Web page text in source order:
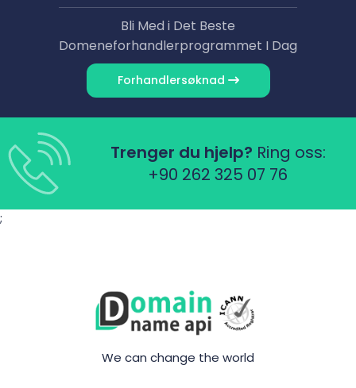
Bli Med i Det Beste
Domene­forhandlerprogrammet I Dag
Forhandler­søknad
Trenger du hjelp? Ring oss:
+90 262 325 07 76
;
We can change the world